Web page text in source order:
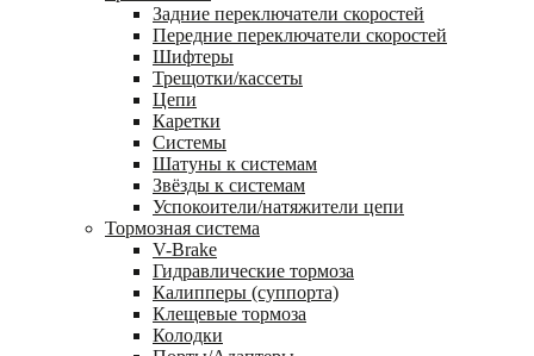
Задние переключатели скоростей
Передние переключатели скоростей
Шифтеры
Трещотки/кассеты
Цепи
Каретки
Системы
Шатуны к системам
Звёзды к системам
Успокоители/натяжители цепи
Тормозная система
V-Brake
Гидравлические тормоза
Калипперы (суппорта)
Клещевые тормоза
Колодки